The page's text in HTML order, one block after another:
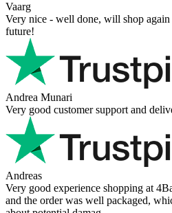
Vaarg
Very nice - well done, will shop
future!
Andrea Munari
Very good customer support and
Andreas
Very good experience shopping at
and the order was well packaged,